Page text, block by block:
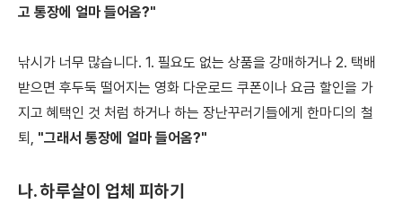
고 통장에 얼마 들어옴?"
낚시가 너무 많습니다. 1. 필요도 없는 상품을 강매하거나 2. 택배
받으면 후두둑 떨어지는 영화 다운로드 쿠폰이나 요금 할인을 가
지고 혜택인 것 처럼 하거나 하는 장난꾸러기들에게 한마디의 철
퇴, "그래서 통장에 얼마 들어옴?"
나. 하루살이 업체 피하기